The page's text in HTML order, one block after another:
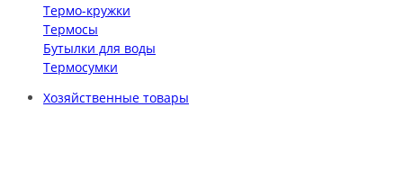
Термо-кружки
Термосы
Бутылки для воды
Термосумки
Хозяйственные товары